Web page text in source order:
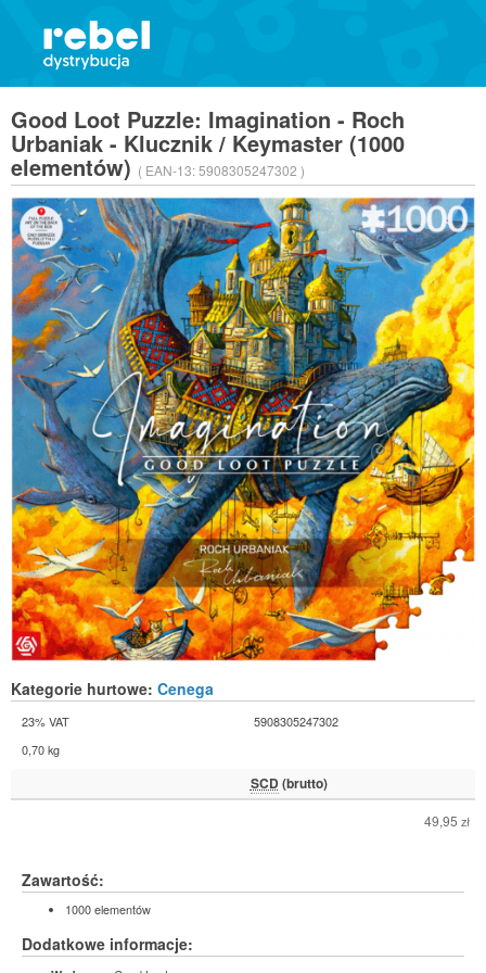
Good Loot Puzzle: Imagination - Roch
Urbaniak - Klucznik / Keymaster (1000
elementów) ( EAN-13:5908305247302 )
Kategorie hurtowe: Cenega
23% VAT
5908305247302
0,70 kg
SCD (brutto)
49,95 zł
Zawartość:
1000 elementów
Dodatkowe informacje: